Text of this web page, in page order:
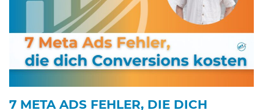
7 META ADS FEHLER, DIE DICH